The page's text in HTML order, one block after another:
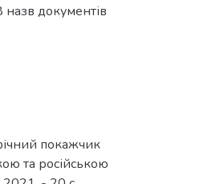
назв документів
покажчик
та російською